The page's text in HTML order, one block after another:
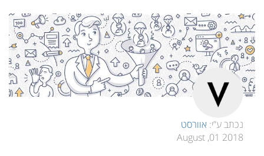
נכתב ע”י: אוורסט
2018 01, August